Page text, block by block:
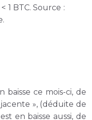
1 BTC. Source :
baisse ce mois-ci, de
jacente », (déduite de
en baisse aussi, de